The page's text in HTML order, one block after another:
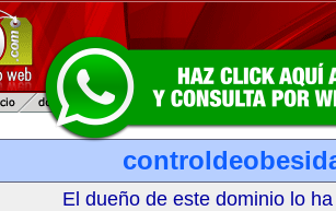
El dueño de este dominio lo